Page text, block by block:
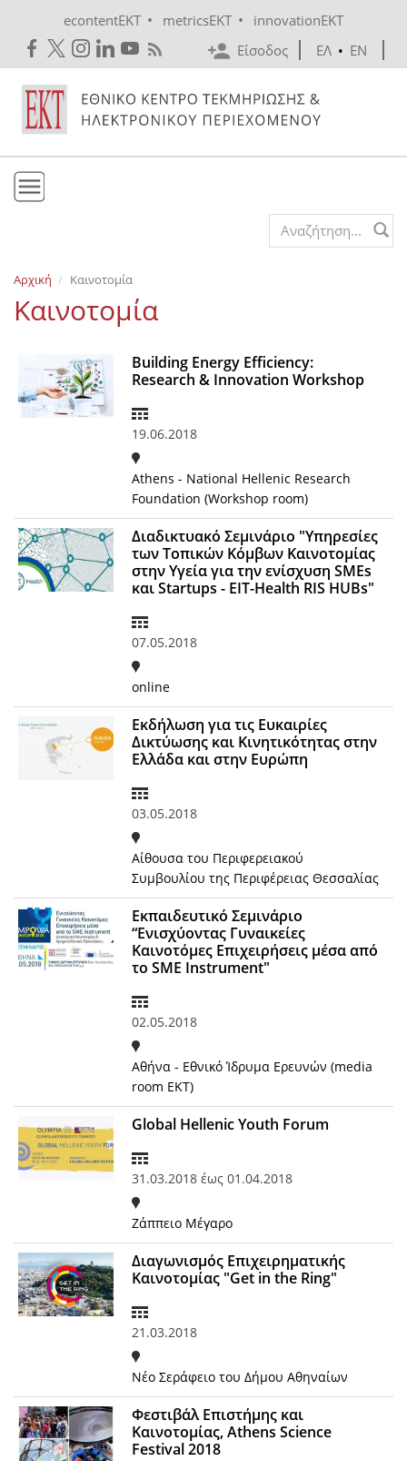
econtentEKT • metricsEKT •
innovationEKT
Είσοδος
ΕΛ • EN
Εκδόσεις
Ενημέρωση
Search form
Αρχική Καινοτομία
Καινοτομία
Building Energy Efficiency:
Research & Innovation Workshop
19.06.2018
Athens - National Hellenic Research
Foundation (Workshop room)
Διαδικτυακό Σεμινάριο "Υπηρεσίες
των Τοπικών Κόμβων Καινοτομίας
στην Υγεία για την ενίσχυση SMEs
και Startups - EIT-Health RIS HUBs"
07.05.2018
online
Εκδήλωση για τις Ευκαιρίες
Δικτύωσης και Κινητικότητας στην
Ελλάδα και στην Ευρώπη
03.05.2018
Αίθουσα του Περιφερειακού
Συμβουλίου της Περιφέρειας Θεσσαλίας
Εκπαιδευτικό Σεμινάριο
“Ενισχύοντας Γυναικείες
Καινοτόμες Επιχειρήσεις μέσα από
το SME Instrument"
02.05.2018
Αθήνα - Εθνικό Ίδρυμα Ερευνών (media
room EKT)
Global Hellenic Youth Forum
31.03.2018 έως 01.04.2018
Ζάππειο Μέγαρο
Διαγωνισμός Επιχειρηματικής
Καινοτομίας "Get in the Ring"
21.03.2018
Νέο Σεράφειο του Δήμου Αθηναίων
Φεστιβάλ Επιστήμης και
Καινοτομίας, Athens Science
Festival 2018